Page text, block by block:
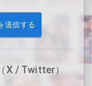
送信する
X / Twitter）